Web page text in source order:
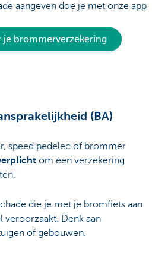
aangeven doe je met onze app
je brommerverzekering
(BA)
speed pedelec of brommer
om een verzekering
die je met je bromfiets aan
veroorzaakt. Denk aan
of gebouwen.